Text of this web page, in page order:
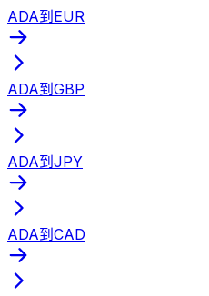
ADA到EUR
ADA到GBP
ADA到JPY
ADA到CAD